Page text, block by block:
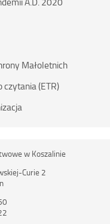
Małoletnich
czytania (ETR)
w Koszalinie
Curie 2